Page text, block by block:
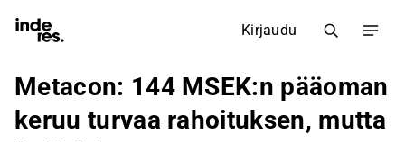
Kirjaudu
Metacon: 144 MSEK:n pääoman
keruu turvaa rahoituksen, mutta